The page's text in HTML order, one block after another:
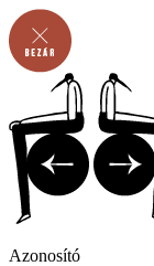
Azonosító